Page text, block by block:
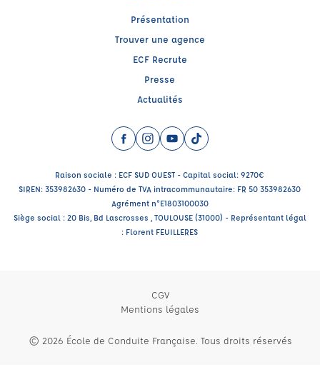
Présentation
Trouver une agence
ECF Recrute
Presse
Actualités
Facebook (nouvelle fenêtre)
Instagram (nouvelle fenêtre)
YouTube (nouvelle fenêtre)
TikTok (nouvelle fenêtre)
Raison sociale : ECF SUD OUEST - Capital social: 9270€
SIREN: 353982630 - Numéro de TVA intracommunautaire: FR 50 353982630
Agrément n°E1803100030
Siège social : 20 Bis, Bd Lascrosses , TOULOUSE (31000) - Représentant légal
: Florent FEUILLERES
CGV
Mentions légales
© 2026 École de Conduite Française. Tous droits réservés